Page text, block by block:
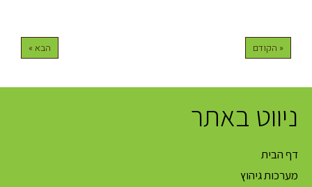
« הקודם הבא »
ניווט באתר
דף הבית
מערכות גיהוץ